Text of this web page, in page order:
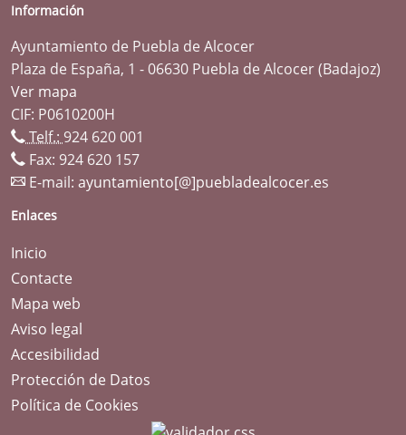
Información
Ayuntamiento de Puebla de Alcocer
Plaza de España, 1 - 06630 Puebla de Alcocer (Badajoz)
Ver mapa
CIF: P0610200H
Telf.: 924 620 001
Fax: 924 620 157
E-mail: ayuntamiento[@]puebladealcocer.es
Enlaces
Inicio
Contacte
Mapa web
Aviso legal
Accesibilidad
Protección de Datos
Política de Cookies